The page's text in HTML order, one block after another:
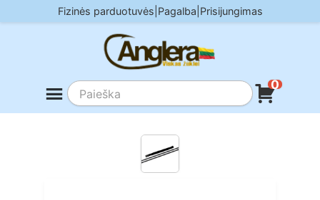
to
Fizinės parduotuvės Pagalba Prisijungimas
0